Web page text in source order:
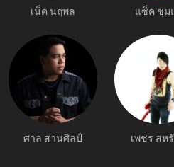
เน็ค นฤพล แซ็ค ชุม
ศาล สานศิลป์ เพชร สห